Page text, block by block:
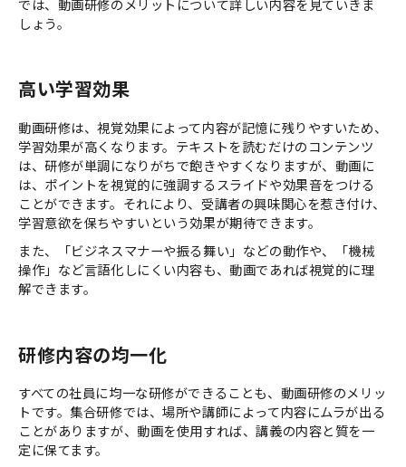
では、動画研修のメリットについて詳しい内容を見ていきま
しょう。
高い学習効果
動画研修は、視覚効果によって内容が記憶に残りやすいため、
学習効果が高くなります。テキストを読むだけのコンテンツ
は、研修が単調になりがちで飽きやすくなりますが、動画に
は、ポイントを視覚的に強調するスライドや効果音をつける
ことができます。それにより、受講者の興味関心を惹き付け、
学習意欲を保ちやすいという効果が期待できます。
また、「ビジネスマナーや振る舞い」などの動作や、「機械
操作」など言語化しにくい内容も、動画であれば視覚的に理
解できます。
研修内容の均一化
すべての社員に均一な研修ができることも、動画研修のメリッ
トです。集合研修では、場所や講師によって内容にムラが出る
ことがありますが、動画を使用すれば、講義の内容と質を一
定に保てます。